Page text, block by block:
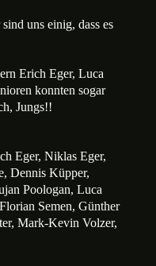
uns einig, dass es
Erich Eger, Luca
konnten sogar
Jungs!!
Eger, Niklas Eger,
Dennis Küpper,
Poologan, Luca
Semen, Günther
Mark-Kevin Volzer,